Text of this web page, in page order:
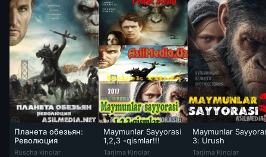
Планета обезьян:
Революция
Ruscha kinolar
Maymunlar Sayyorasi
1,2,3 -qismlar!!!
Tarjima Kinolar
Maymunlar
3: Urush
Maymunlar
Tarjima Kinolar